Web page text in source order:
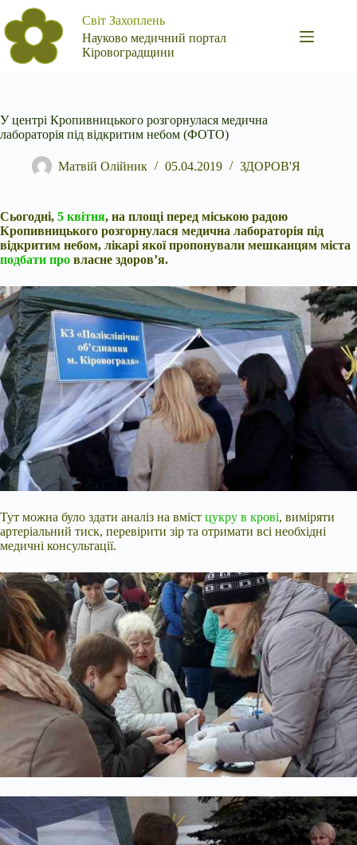
Перейти
до
вмісту
Світ Захоплень
Науково медичний портал
Кіровоградщини
У центрі Кропивницького розгорнулася медична
лабораторія під відкритим небом (ФОТО)
Матвій Олійник 05.04.2019 ЗДОРОВ'Я
Сьогодні, 5 квітня, на площі перед міською радою
Кропивницького розгорнулася медична лабораторія під
відкритим небом, лікарі якої пропонували мешканцям міста
подбати про власне здоров’я.
Тут можна було здати аналіз на вміст цукру в крові, виміряти
артеріальний тиск, перевірити зір та отримати всі необхідні
медичні консультації.